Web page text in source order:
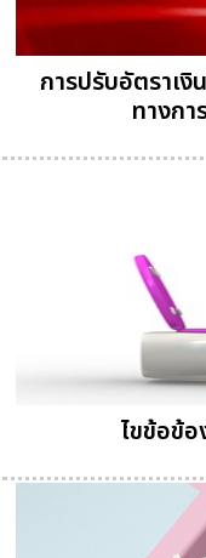
การปรับอัตราเงิ
ทางก
ไขข้อข้อ